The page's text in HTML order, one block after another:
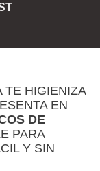
HIGIENIZA
EN
DE
PARA
Y SIN